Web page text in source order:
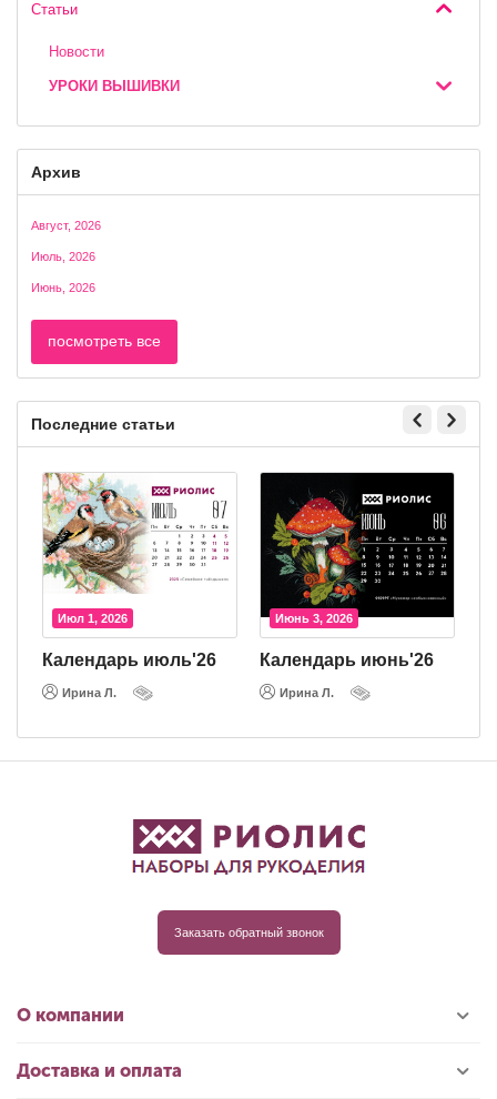
Статьи
Новости
УРОКИ ВЫШИВКИ
Архив
Август, 2026
Июль, 2026
Июнь, 2026
посмотреть все
Последние статьи
Июл 1, 2026
Календарь июль'26
Ирина Л.
Июнь 3, 2026
Календарь июнь'26
Ирина Л.
Заказать обратный звонок
О компании
Доставка и оплата